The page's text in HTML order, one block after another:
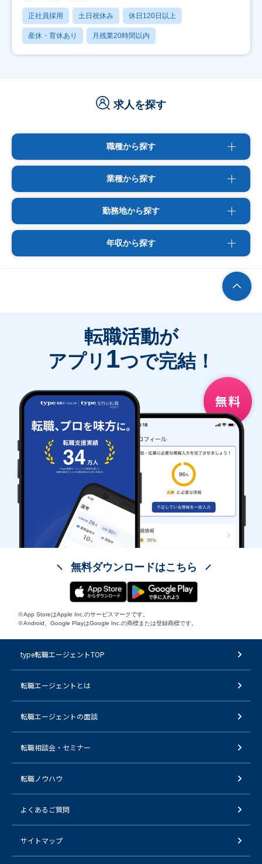
正社員採用 土日祝休み 休日120日以上
産休・育休あり 月残業20時間以内
求人を探す
職種から探す
業種から探す
勤務地から探す
年収から探す
転職活動が
アプリ 1つで完結！
無料ダウンロードはこちら
※App StoreはApple Inc.のサービスマークです。
※Android、Google PlayはGoogle Inc.の商標または登録商標です。
type転職エージェントTOP
転職エージェントとは
転職エージェントの面談
転職相談会・セミナー
転職ノウハウ
よくあるご質問
サイトマップ